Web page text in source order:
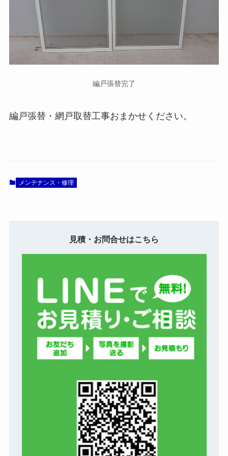
編戸張替完了
編戸張替・網戸取替工事おまかせください。
メンテナンス・修理
見積・お問合せはこちら